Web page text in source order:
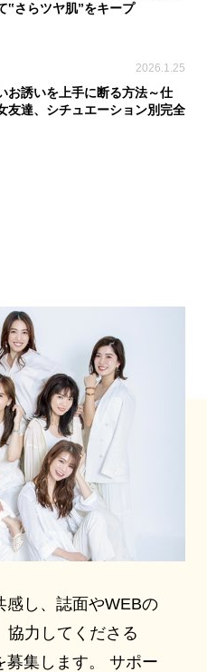
‟さらツヤ肌”をキープ
2026.1.25
お誘いを上手に断る方法～仕
友達、シチュエーション別完全
感し、誌面やWEBの
協力してくださる
募集します。 サポー